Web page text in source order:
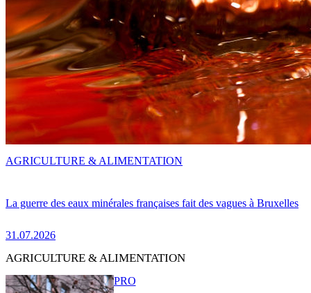
La guerre des eaux minérales françaises fait des vagues à Bruxelles
31.07.2026
AGRICULTURE & ALIMENTATION
AGRICULTURE & ALIMENTATION
PRO